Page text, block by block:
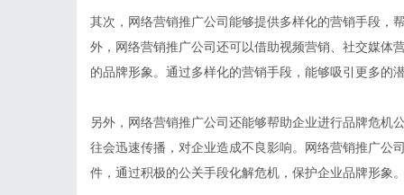
其次，网络营销推广公司能够提供多样化的营销手段，
外，网络营销推广公司还可以借助视频营销、社交媒体
的品牌形象。通过多样化的营销手段，能够吸引更多的
另外，网络营销推广公司还能够帮助企业进行品牌危机
往会迅速传播，对企业造成不良影响。网络营销推广公
件，通过积极的公关手段化解危机，保护企业品牌形象